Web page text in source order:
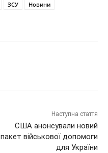
ЗСУ
Новини
Наступна стаття
США анонсували новий
пакет військової допомоги
для України